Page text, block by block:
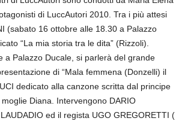
di LuccAutori 2010. Tra i più attesi
(sabato 16 ottobre alle 18.30 a Palazzo
“La mia storia tra le dita” (Rizzoli).
a Palazzo Ducale, si parlerà del grande
di “Mala femmena (Donzelli) il
dedicato alla canzone scritta dal principe
moglie Diana. Intervengono DARIO
ed il regista UGO GREGORETTI (